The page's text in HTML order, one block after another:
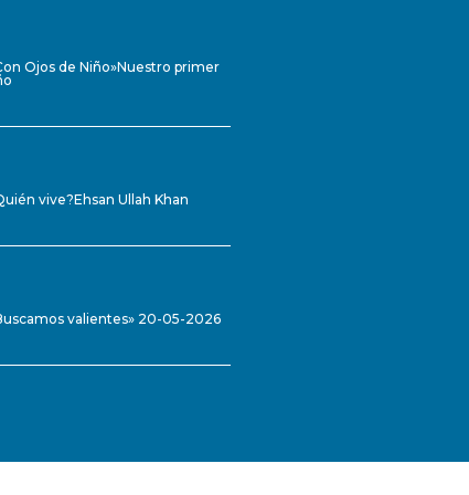
Ojos de Niño»Nuestro primer
vive?Ehsan Ullah Khan
valientes» 20-05-2026